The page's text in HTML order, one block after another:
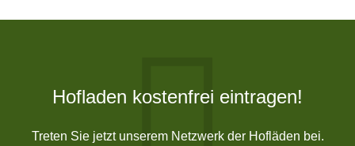
Hofladen kostenfrei eintragen!
Treten Sie jetzt unserem Netzwerk der Hofläden bei.